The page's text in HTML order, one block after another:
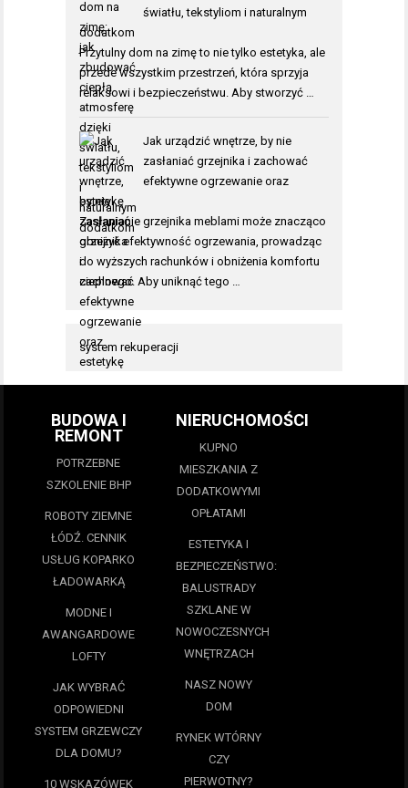
światłu, tekstyliom i naturalnym
dodatkom
Przytulny dom na zimę to nie tylko estetyka, ale
przede wszystkim przestrzeń, która sprzyja
relaksowi i bezpieczeństwu. Aby stworzyć …
Jak urządzić wnętrze, by nie
zasłaniać grzejnika i zachować
efektywne ogrzewanie oraz
estetykę
Zasłanianie grzejnika meblami może znacząco
obniżyć efektywność ogrzewania, prowadząc
do wyższych rachunków i obniżenia komfortu
cieplnego. Aby uniknąć tego …
system rekuperacji
BUDOWA I
REMONT
POTRZEBNE
SZKOLENIE BHP
ROBOTY ZIEMNE
ŁÓDŹ. CENNIK
USŁUG KOPARKO
ŁADOWARKĄ
MODNE I
AWANGARDOWE
LOFTY
JAK WYBRAĆ
ODPOWIEDNI
SYSTEM GRZEWCZY
DLA DOMU?
10 WSKAZÓWEK
NIERUCHOMOŚCI
KUPNO
MIESZKANIA Z
DODATKOWYMI
OPŁATAMI
ESTETYKA I
BEZPIECZEŃSTWO:
BALUSTRADY
SZKLANE W
NOWOCZESNYCH
WNĘTRZACH
NASZ NOWY
DOM
RYNEK WTÓRNY
CZY
PIERWOTNY?